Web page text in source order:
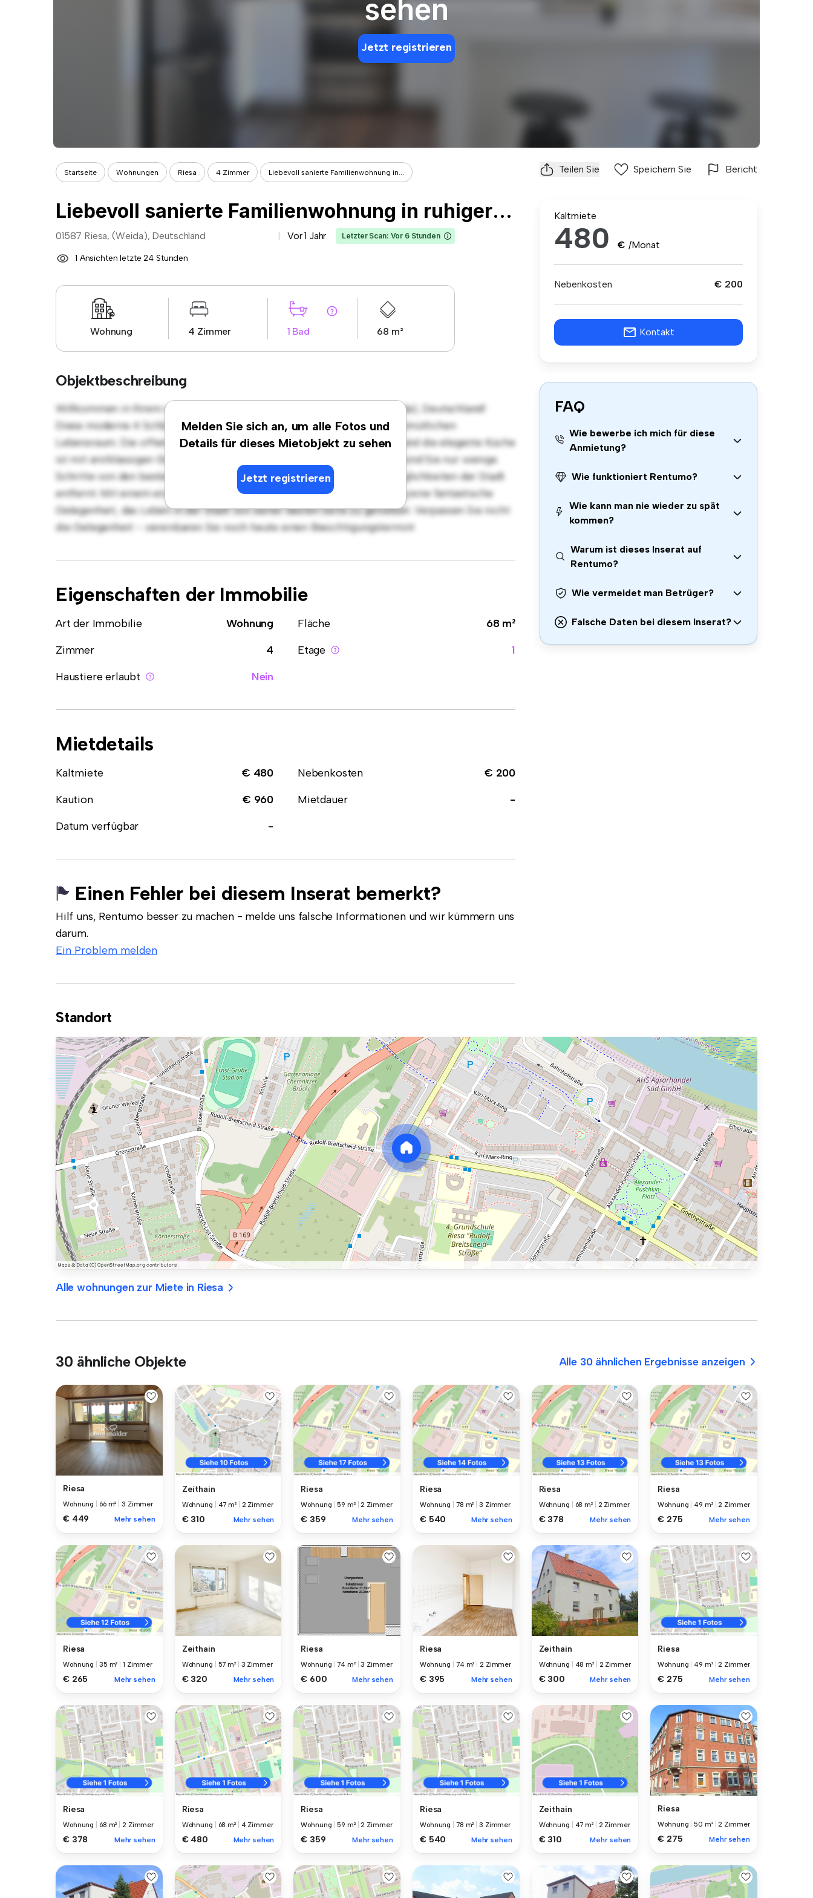
sehen
Jetzt registrieren
Startseite Wohnungen Riesa 4 Zimmer Liebevoll sanierte Familienwohnung in... Teilen Sie Speichern Sie Bericht
Liebevoll sanierte Familienwohnung in ruhiger Lage in Riesa!
01587 Riesa, (Weida), Deutschland Vor 1 Jahr Letzter Scan: Vor 6 Stunden
1 Ansichten letzte 24 Stunden
Wohnung 4 Zimmer 1 Bad 68 m²
Objektbeschreibung
Melden Sie sich an, um alle Fotos und
Details für dieses Mietobjekt zu sehen
Jetzt registrieren
Willkommen in Ihrem neuen urbanen Rückzugsort in 01587 Riesa, (Weida), Deutschland!
Diese moderne 4 Schlafzimmer-Wohnung bietet einen stilvollen und gemütlichen
Lebensraum. Die offene Raumaufteilung eignet sich perfekt für Gäste, und die elegante Küche
ist mit erstklassigen Geräten ausgestattet. Dank der erstklassigen Lage sind Sie nur wenige
Schritte von den besten Restaurants, Geschäften und Unterhaltungsmöglichkeiten der Stadt
entfernt. Mit einem erschwinglichen Preis von € 480 ist diese Wohnung eine fantastische
Gelegenheit, das Leben in der Stadt von seiner besten Seite zu genießen. Verpassen Sie nicht
die Gelegenheit - vereinbaren Sie noch heute einen Besichtigungstermin!
Eigenschaften der Immobilie
Art der Immobilie Wohnung Fläche
68 m²
Zimmer
4 Etage
1
Haustiere erlaubt
Nein
Mietdetails
Kaltmiete € 480 Nebenkosten
€ 200
Kaution
€ 960 Mietdauer
-
Datum verfügbar
-
Einen Fehler bei diesem Inserat bemerkt?
Hilf uns, Rentumo besser zu machen - melde uns falsche Informationen und wir kümmern uns
darum.
Ein Problem melden
Kaltmiete
480 € /Monat
Nebenkosten € 200
Kontakt
FAQ
Wie bewerbe ich mich für diese
Anmietung?
Wie funktioniert Rentumo?
Wie kann man nie wieder zu spät
kommen?
Warum ist dieses Inserat auf
Rentumo?
Wie vermeidet man Betrüger?
Falsche Daten bei diesem Inserat?
Standort
Alle wohnungen zur Miete in Riesa
30 ähnliche Objekte Alle 30 ähnlichen Ergebnisse anzeigen
Riesa
Wohnung 66 m² |3 Zimmer
€ 449 Mehr sehen
Zeithain
Wohnung 47 m² 2 Zimmer
€ 310 Mehr sehen
Riesa
Wohnung |59 m² 2 Zimmer
€ 359 Mehr sehen
Riesa
Wohnung 78 m² 3 Zimmer
€ 540 Mehr sehen
Riesa
Wohnung 68 m² 2 Zimmer
€ 378 Mehr sehen
Riesa
Wohnung 49 m² 2 Zimmer
€ 275 Mehr sehen
Riesa
Wohnung 35 m² |1 Zimmer
€ 265 Mehr sehen
Zeithain
Wohnung 57 m² 3 Zimmer
€ 320 Mehr sehen
Riesa
Wohnung |74 m² |3 Zimmer
€ 600 Mehr sehen
Riesa
Wohnung 74 m² 2 Zimmer
€ 395 Mehr sehen
Zeithain
Wohnung 48 m² 2 Zimmer
€ 300 Mehr sehen
Riesa
Wohnung 49 m² |2 Zimmer
€ 275 Mehr sehen
Riesa
Wohnung 68 m² |2 Zimmer
€ 378 Mehr sehen
Riesa
Wohnung 68 m² 4 Zimmer
€ 480 Mehr sehen
Riesa
Wohnung |59 m² |2 Zimmer
€ 359 Mehr sehen
Riesa
Wohnung 78 m² 3 Zimmer
€ 540 Mehr sehen
Zeithain
Wohnung 47 m² 2 Zimmer
€ 310 Mehr sehen
Riesa
Wohnung |50 m² |2 Zimmer
€ 275 Mehr sehen